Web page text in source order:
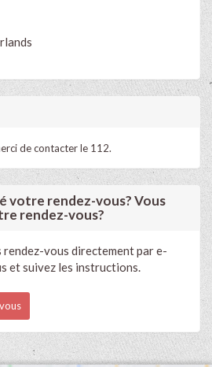
de contacter le 112.
votre rendez-vous? Vous
rendez-vous?
rendez-vous directement par e-
et suivez les instructions.